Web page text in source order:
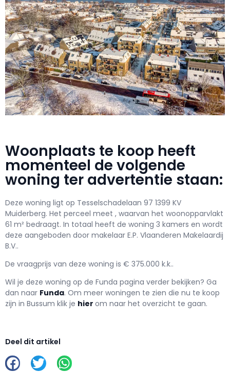
Woonplaats te koop heeft
momenteel de volgende
woning ter advertentie staan:
Deze woning ligt op Tesselschadelaan 97 1399 KV
Muiderberg. Het perceel meet , waarvan het woonopparvlakt
61 m² bedraagt. In totaal heeft de woning 3 kamers en wordt
deze aangeboden door makelaar E.P. Vlaanderen Makelaardij
B.V..
De vraagprijs van deze woning is € 375.000 k.k..
Wil je deze woning op de Funda pagina verder bekijken? Ga
dan naar Funda. Om meer woningen te zien die nu te koop
zijn in Bussum klik je hier om naar het overzicht te gaan.
Deel dit artikel